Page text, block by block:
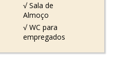
√ Sala de
Almoço
√ WC para
empregados